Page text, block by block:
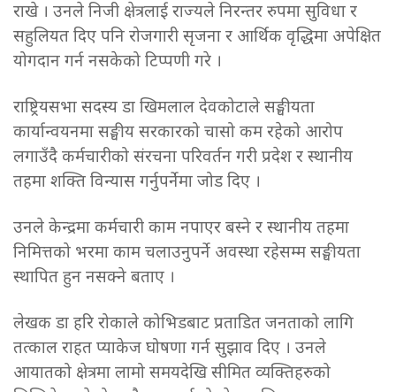
राखे । उनले निजी क्षेत्रलाई राज्यले निरन्तर रुपमा सुविधा र
सहुलियत दिए पनि रोजगारी सृजना र आर्थिक वृद्धिमा अपेक्षित
योगदान गर्न नसकेको टिप्पणी गरे ।
राष्ट्रियसभा सदस्य डा खिमलाल देवकोटाले सङ्घीयता
कार्यान्वयनमा सङ्घीय सरकारको चासो कम रहेको आरोप
लगाउँदै कर्मचारीको संरचना परिवर्तन गरी प्रदेश र स्थानीय
तहमा शक्ति विन्यास गर्नुपर्नेमा जोड दिए ।
उनले केन्द्रमा कर्मचारी काम नपाएर बस्ने र स्थानीय तहमा
निमित्तको भरमा काम चलाउनुपर्ने अवस्था रहेसम्म सङ्घीयता
स्थापित हुन नसक्ने बताए ।
लेखक डा हरि रोकाले कोभिडबाट प्रताडित जनताको लागि
तत्काल राहत प्याकेज घोषणा गर्न सुझाव दिए । उनले
आयातको क्षेत्रमा लामो समयदेखि सीमित व्यक्तिहरुको